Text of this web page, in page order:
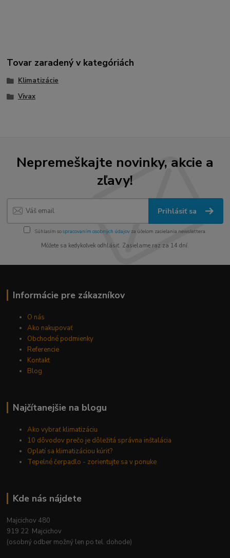
Tovar zaradený v kategóriách
Klimatizácie
Vivax
Nepremeškajte novinky, akcie a
zľavy!
Prihlásiť sa
Súhlasím sospracovaním osobných údajov za účelom zasielania newslettera.
Môžete sa kedykoľvek odhlásiť. Zasielame raz za 14 dní.
Informácie pre zákazníkov
O nás
Ako nakupovať
Obchodné podmienky
Referencie
Kontakt
Blog
Najčítanejšie na blogu
Ako vybrať klimatizáciu
10 dôvodov prečo je dôležitá správna inštalácia
Oplatí sa klimatizáciou kúriť?
Tepelné čerpadlo - zorientujte sa v ponuke
Kde nás nájdete
Majcichov 480
919 22 Majcichov
(osobný odber možný len po tel. dohode)